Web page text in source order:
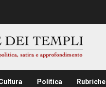
Politica Rubriche